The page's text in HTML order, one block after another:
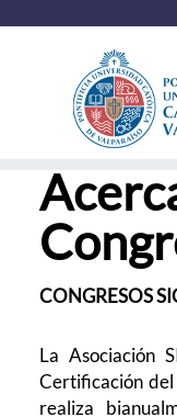
Inicio
Acerca del Congreso
Asociación SICELE
CONGRESOS
La Asociación
Certificación del
realiza